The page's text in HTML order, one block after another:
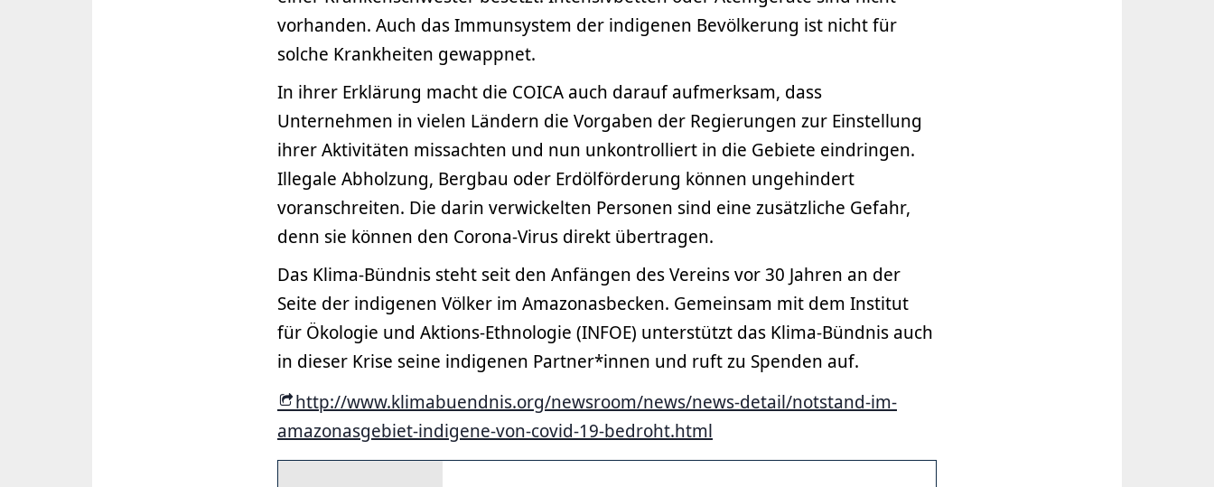
vorhanden. Auch das Immunsystem der indigenen Bevölkerung ist nicht für
solche Krankheiten gewappnet.
In ihrer Erklärung macht die COICA auch darauf aufmerksam, dass
Unternehmen in vielen Ländern die Vorgaben der Regierungen zur Einstellung
ihrer Aktivitäten missachten und nun unkontrolliert in die Gebiete eindringen.
Illegale Abholzung, Bergbau oder Erdölförderung können ungehindert
voranschreiten. Die darin verwickelten Personen sind eine zusätzliche Gefahr,
denn sie können den Corona-Virus direkt übertragen.
Das Klima-Bündnis steht seit den Anfängen des Vereins vor 30 Jahren an der
Seite der indigenen Völker im Amazonasbecken. Gemeinsam mit dem Institut
für Ökologie und Aktions-Ethnologie (INFOE) unterstützt das Klima-Bündnis auch
in dieser Krise seine indigenen Partner*innen und ruft zu Spenden auf.
http://www.klimabuendnis.org/newsroom/news/news-detail/notstand-im-
amazonasgebiet-indigene-von-covid-19-bedroht.html